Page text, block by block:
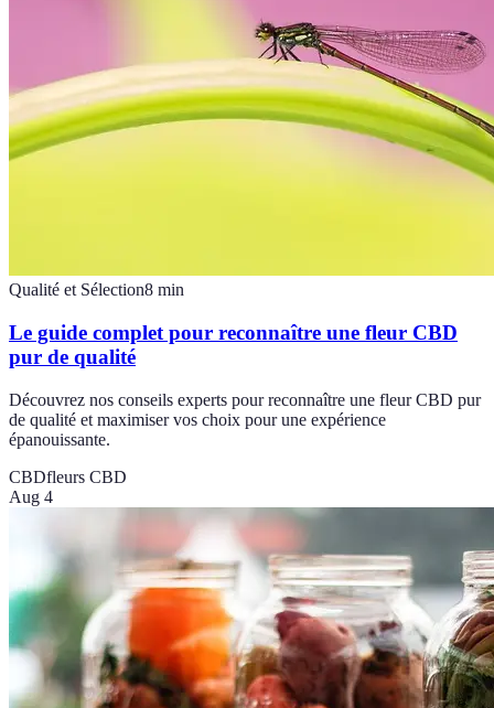
Qualité et Sélection8 min
Le guide complet pour reconnaître une fleur CBD
pur de qualité
Découvrez nos conseils experts pour reconnaître une fleur CBD pur
de qualité et maximiser vos choix pour une expérience
épanouissante.
CBDfleurs CBD
Aug 4